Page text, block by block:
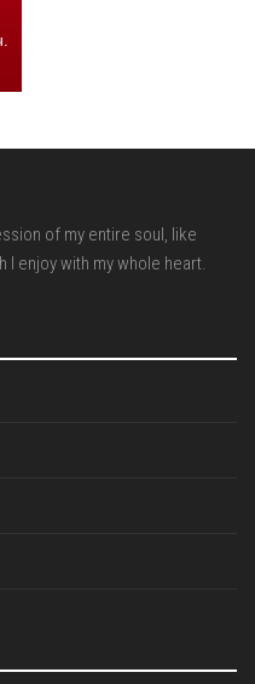
of my entire soul, like
enjoy with my whole heart.